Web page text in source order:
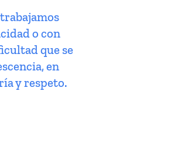
o con
que se
en
y respeto.